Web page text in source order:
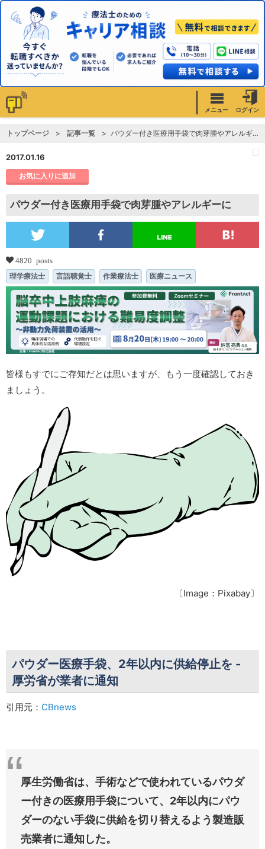
メニュー ログイン
トップページ 記事一覧 パウダー付き医療用手袋で肉芽腫やアレルギーに
2017.01.16
お気に入りに追加
パウダー付き医療用手袋で肉芽腫やアレルギーに
4820 posts
理学療法士 言語聴覚士 作業療法士 医療ニュース
皆様もすでにご存知だとは思いますが、もう一度確認しておき
ましょう。
〔Image：Pixabay〕
パウダー医療手袋、2年以内に供給停止を -
厚労省が業者に通知
引用元： CBnews
厚生労働省は、手術などで使われているパウダ
ー付きの医療用手袋について、2年以内にパウ
ダーのない手袋に供給を切り替えるよう製造販
売業者に通知した。